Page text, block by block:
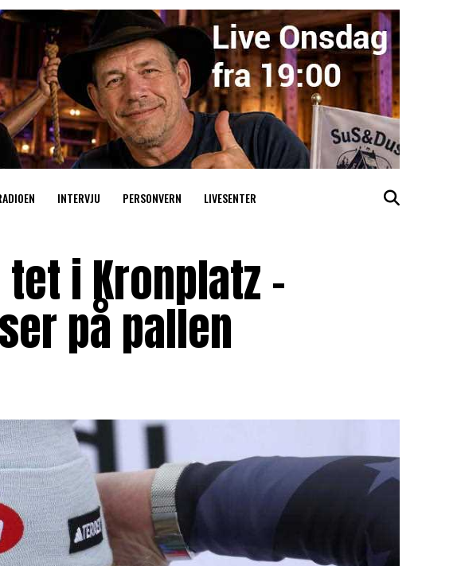
INTERVJU PERSONVERN LIVESENTER
i Kronplatz –
på pallen